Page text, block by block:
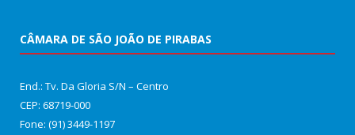
CÂMARA DE SÃO JOÃO DE PIRABAS
End.: Tv. Da Gloria S/N – Centro
CEP: 68719-000
Fone: (91) 3449-1197